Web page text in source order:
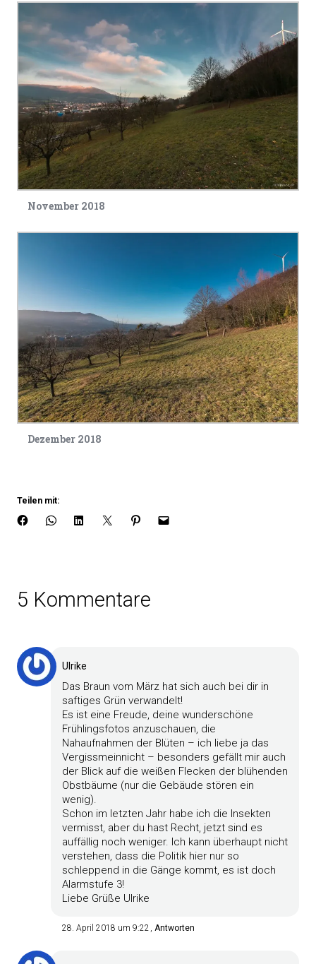
November 2018
Dezember 2018
Teilen mit:
5 Kommentare
Ulrike
Das Braun vom März hat sich auch bei dir in
saftiges Grün verwandelt!
Es ist eine Freude, deine wunderschöne
Frühlingsfotos anzuschauen, die
Nahaufnahmen der Blüten – ich liebe ja das
Vergissmeinnicht – besonders gefällt mir auch
der Blick auf die weißen Flecken der blühenden
Obstbäume (nur die Gebäude stören ein
wenig).
Schon im letzten Jahr habe ich die Insekten
vermisst, aber du hast Recht, jetzt sind es
auffällig noch weniger. Ich kann überhaupt nicht
verstehen, dass die Politik hier nur so
schleppend in die Gänge kommt, es ist doch
Alarmstufe 3!
Liebe Grüße Ulrike
28. April 2018 um 9:22 Antworten